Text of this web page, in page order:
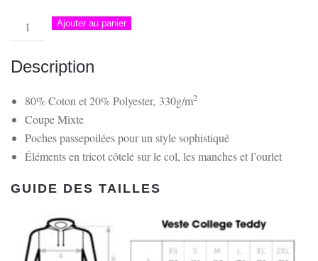
quantité
de
Veste
College
Teddy
Tour
:
Castagniccia
Ajouter au panier
Description
80% Coton et 20% Polyester, 330g/m2
Coupe Mixte
Poches passepoilées pour un style sophistiqué
Éléments en tricot côtelé sur le col, les manches et l’ourlet
GUIDE DES TAILLES